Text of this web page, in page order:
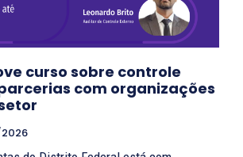
curso sobre controle
com organizações